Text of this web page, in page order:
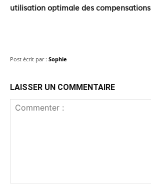
utilisation optimale des compensations
Post écrit par : Sophie
LAISSER UN COMMENTAIRE